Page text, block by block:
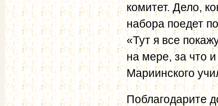
комитет. Дело,
набора поедет
«Тут я все
на мере, за что
Мариинского
Поблагодарите